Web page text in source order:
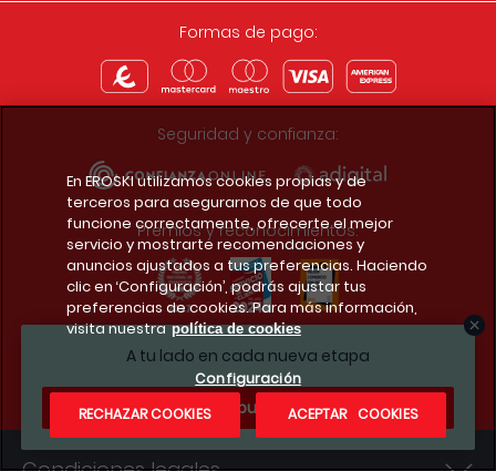
A tu lado en cada nueva etapa
¿Te apuntas?
Formas de pago:
Seguridad y confianza:
Premios y reconocimientos:
Descarga la app del club
En EROSKI utilizamos cookies propias y de
terceros para asegurarnos de que todo
funcione correctamente, ofrecerte el mejor
servicio y mostrarte recomendaciones y
anuncios ajustados a tus preferencias. Haciendo
clic en ‘Configuración’, podrás ajustar tus
preferencias de cookies. Para más información,
visita nuestra política de cookies
Configuración
RECHAZAR COOKIES
ACEPTAR COOKIES